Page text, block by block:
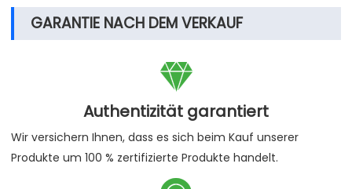
GARANTIE NACH DEM VERKAUF

Authentizität garantiert
Wir versichern Ihnen, dass es sich beim Kauf unserer
Produkte um 100 % zertifizierte Produkte handelt.